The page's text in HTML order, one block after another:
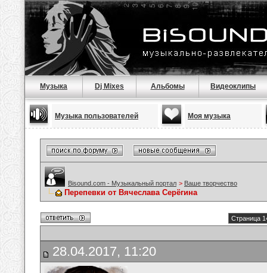
Музыка Dj Mixes Альбомы Видеоклипы
Музыка пользователей Моя музыка
Bisound.com - Музыкальный портал > Ваше творчество
Перепевки от Вячеслава Серёгина
Страница
28.04.2017, 11:20